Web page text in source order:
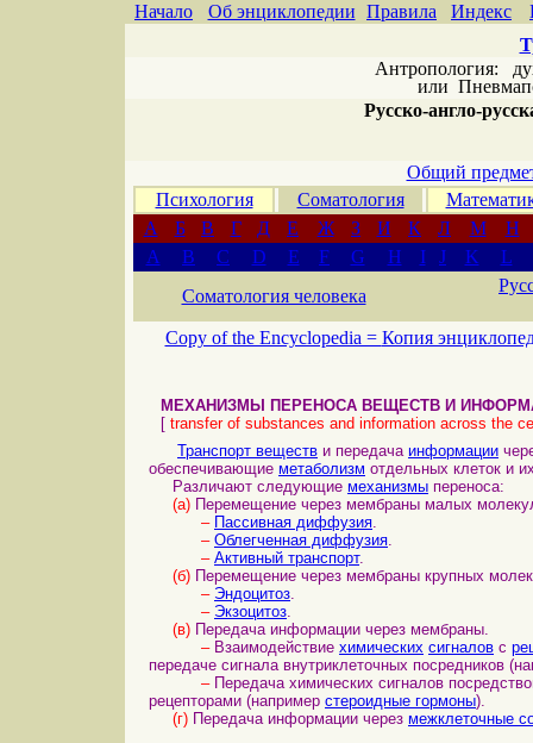
Начало Об энциклопедии Правила Индекс
Антропология:
или
Русско-англо-
Общий
Психология
Соматология
А
Б В Г Д Е Ж З И К Л М
Н
A
B C D E F G H I J K
L
Соматология человека
Copy of the Encyclopedia = Копия
МЕХАНИЗМЫ ПЕРЕНОСА ВЕЩЕСТВ И
[ transfer of substances and information across the
Транспорт веществ и передача информации
обеспечивающие метаболизм отдельных клеток и
Различают следующие механизмы переноса:
(а) Перемещение через мембраны малых
– Пассивная диффузия.
– Облегченная диффузия.
– Активный транспорт.
(б) Перемещение через мембраны крупных
– Эндоцитоз.
– Экзоцитоз.
(в) Передача информации через мембраны.
– Взаимодействие химических сигналов с
передаче сигнала внутриклеточных посредников
– Передача химических сигналов
рецепторами (например стероидные гормоны).
(г) Передача информации через межклеточные